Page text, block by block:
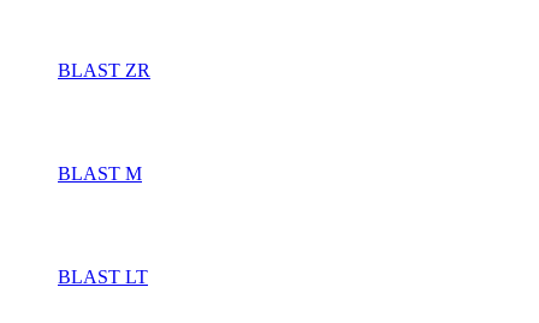
BLAST ZR
BLAST M
BLAST LT